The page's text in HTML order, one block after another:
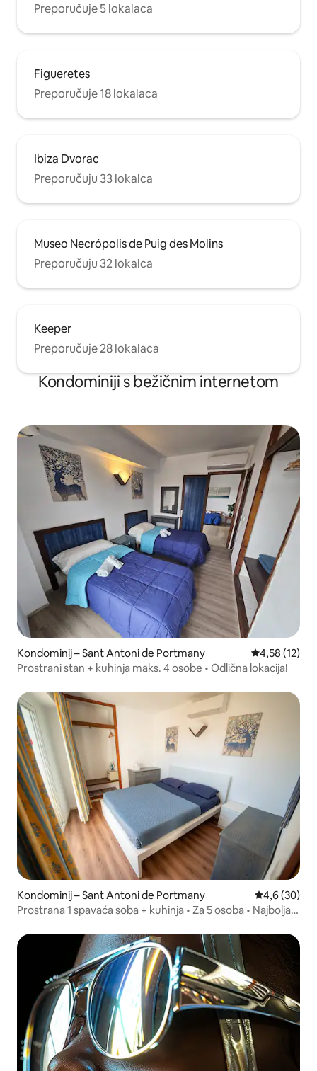
Preporučuje 5 lokalaca
Figueretes
Preporučuje 18 lokalaca
Ibiza Dvorac
Preporučuju 33 lokalca
Museo Necrópolis de Puig des Molins
Preporučuju 32 lokalca
Keeper
Preporučuje 28 lokalaca
Kondominiji s bežičnim internetom
Kondominij – Sant Antoni de Portmany Prosječna
4,58 (12)
Prostrani stan + kuhinja maks. 4 osobe • Odlična lokacija!
Kondominij – Sant Antoni de Portmany Prosječna
4,6 (30)
Prostrana 1 spavaća soba + kuhinja • Za 5 osoba • Najbolja